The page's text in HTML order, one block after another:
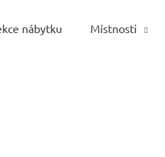
nábytku Místnosti